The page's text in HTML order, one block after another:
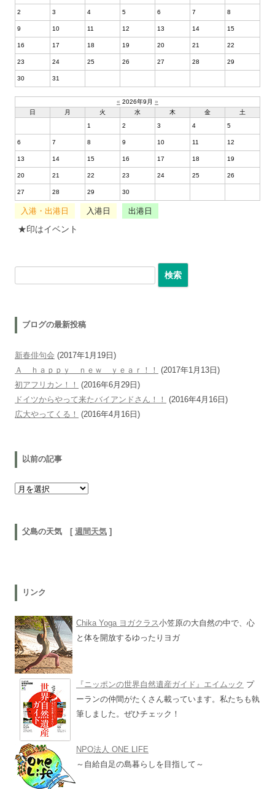
2 3 4 5 6 7 8
9 10 11 12 13 14 15
16 17 18 19 20 21 22
23 24 25 26 27 28 29
30 31
« 2026年9月 »
日
月 火 水 木 金
土
1
2 3 4 5
6 7 8 9 10 11 12
13 14 15 16 17 18 19
20 21 22 23 24 25 26
27 28 29 30
入港・出港日 入港日 出港日
★印はイベント
検索:
ブログの最新投稿
新春俳句会 (2017年1月19日)
Ａ ｈａｐｐｙ ｎｅｗ ｙｅａｒ！！
(2017年1月13日)
初アフリカン！！
(2016年6月29日)
ドイツからやって来たバイアンドさん！！
(2016年4月16日)
広大やってくる！
(2016年4月16日)
以前の記事
以前の記事
父島の天気 [ 週間天気 ]
リンク
Chika Yoga ヨガクラス小笠原の大自然の中で、心
と体を開放するゆったりヨガ
『ニッポンの世界自然遺産ガイド』エイムック プ
ーランの仲間がたくさん載っています。私たちも執
筆しました。ぜひチェック！
NPO法人 ONE LIFE
～自給自足の島暮らしを目指して～